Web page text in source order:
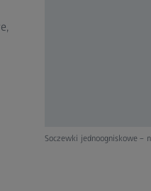
Soczewki jednoogniskowe –